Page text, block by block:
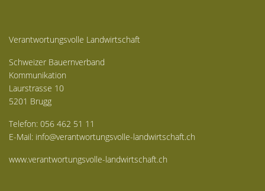
Verantwortungsvolle Landwirtschaft
Schweizer Bauernverband
Kommunikation
Laurstrasse 10
5201 Brugg
Telefon: 056 462 51 11
E-Mail: info@verantwortungsvolle-landwirtschaft.ch
www.verantwortungsvolle-landwirtschaft.ch